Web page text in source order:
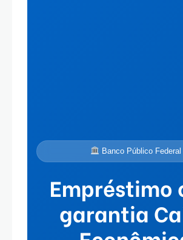
Banco Público Federal
Empréstimo
garantia